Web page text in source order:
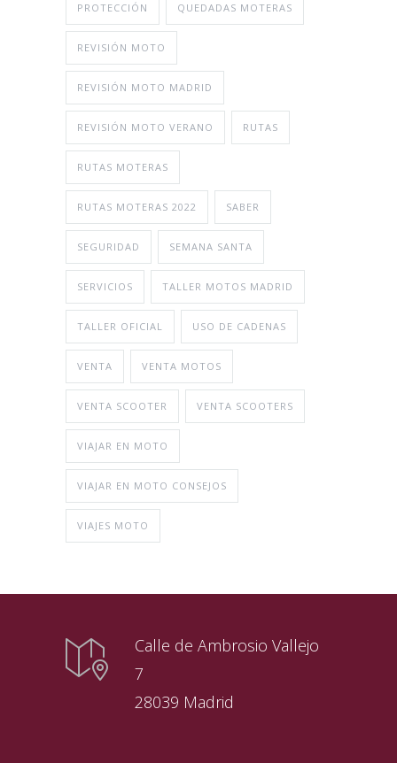
PROTECCIÓN QUEDADAS MOTERAS
REVISIÓN MOTO
REVISIÓN MOTO MADRID
REVISIÓN MOTO VERANO RUTAS
RUTAS MOTERAS
RUTAS MOTERAS 2022 SABER
SEGURIDAD SEMANA SANTA
SERVICIOS TALLER MOTOS MADRID
TALLER OFICIAL USO DE CADENAS
VENTA VENTA MOTOS
VENTA SCOOTER VENTA SCOOTERS
VIAJAR EN MOTO
VIAJAR EN MOTO CONSEJOS
VIAJES MOTO
Calle de Ambrosio Vallejo
7
28039 Madrid